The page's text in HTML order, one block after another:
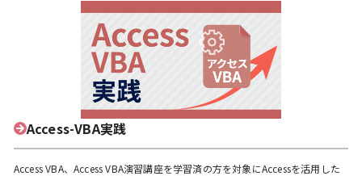
Access-VBA実践
Access VBA、Access VBA演習講座を学習済の方を対象にAccessを活用した